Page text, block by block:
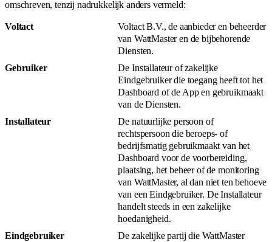
omschreven, tenzij nadrukkelijk anders vermeld:
Voltact
Voltact B.V., de aanbieder en beheerder
van WattMaster en de bijbehorende
Diensten.
Gebruiker
De Installateur of zakelijke
Eindgebruiker die toegang heeft tot het
Dashboard of de App en gebruikmaakt
van de Diensten.
Installateur
De natuurlijke persoon of
rechtspersoon die beroeps- of
bedrijfsmatig gebruikmaakt van het
Dashboard voor de voorbereiding,
plaatsing, het beheer of de monitoring
van WattMaster, al dan niet ten behoeve
van een Eindgebruiker. De Installateur
handelt steeds in een zakelijke
hoedanigheid.
Eindgebruiker
De zakelijke partij die WattMaster